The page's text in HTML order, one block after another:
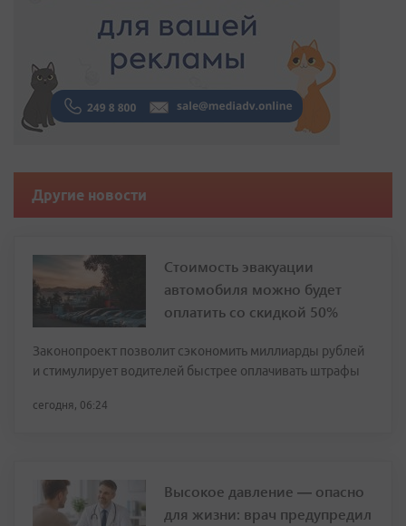
Другие новости
Стоимость эвакуации
автомобиля можно будет
оплатить со скидкой 50%
Законопроект позволит сэкономить миллиарды рублей
и стимулирует водителей быстрее оплачивать штрафы
сегодня, 06:24
Высокое давление — опасно
для жизни: врач предупредил